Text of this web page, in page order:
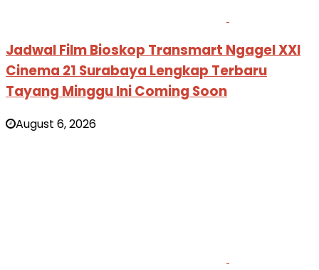
Jadwal Film Bioskop Transmart Ngagel XXI
Cinema 21 Surabaya Lengkap Terbaru
Tayang Minggu Ini Coming Soon
August 6, 2026